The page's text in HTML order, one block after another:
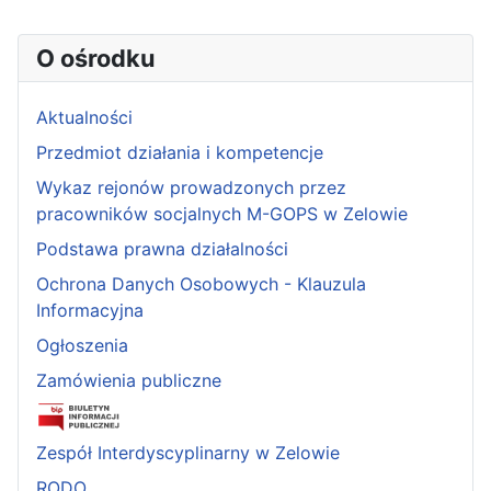
O ośrodku
Aktualności
Przedmiot działania i kompetencje
Wykaz rejonów prowadzonych przez
pracowników socjalnych M-GOPS w Zelowie
Podstawa prawna działalności
Ochrona Danych Osobowych - Klauzula
Informacyjna
Ogłoszenia
Zamówienia publiczne
Zespół Interdyscyplinarny w Zelowie